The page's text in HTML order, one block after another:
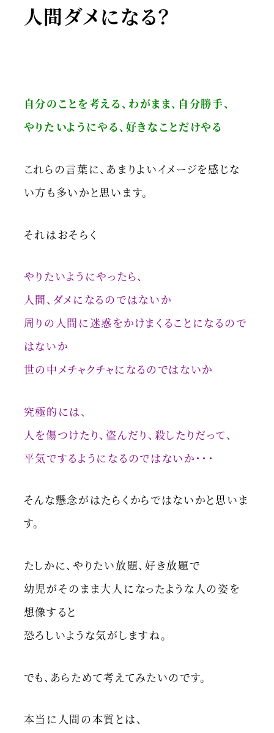
人間ダメになる？
自分のことを考える、わがまま、自分勝手、
やりたいようにやる、好きなことだけやる
これらの言葉に、あまりよいイメージを感じな
い方も多いかと思います。
それはおそらく
やりたいようにやったら、
人間、ダメになるのではないか
周りの人間に迷惑をかけまくることになるので
はないか
世の中メチャクチャになるのではないか
究極的には、
人を傷つけたり、盗んだり、殺したりだって、
平気でするようになるのではないか・・・
そんな懸念がはたらくからではないかと思いま
す。
たしかに、やりたい放題、好き放題で
幼児がそのまま大人になったような人の姿を
想像すると
恐ろしいような気がしますね。
でも、あらためて考えてみたいのです。
本当に人間の本質とは、